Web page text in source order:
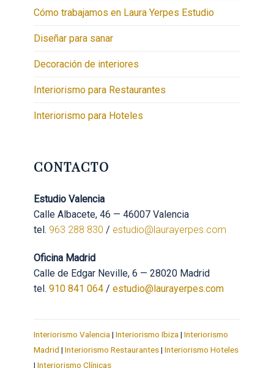
Cómo trabajamos en Laura Yerpes Estudio
Diseñar para sanar
Decoración de interiores
Interiorismo para Restaurantes
Interiorismo para Hoteles
CONTACTO
Estudio Valencia
Calle Albacete, 46 — 46007 Valencia
tel. 963 288 830 / estudio@laurayerpes.com
Oficina Madrid
Calle de Edgar Neville, 6 — 28020 Madrid
tel. 910 841 064/ estudio@laurayerpes.com
Interiorismo Valencia | Interiorismo Ibiza | Interiorismo
Madrid | Interiorismo Restaurantes| Interiorismo Hoteles
| Interiorismo Clínicas